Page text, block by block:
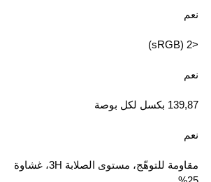
نعم
<2 ‏(sRGB)
نعم
139,87 بكسل لكل بوصة
نعم
مقاومة للتوهّج، مستوى الصلابة 3H، غشاوة